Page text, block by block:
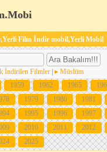
Film İndir mobil,Yerli Mobil
İndirilen Filmler
Müslüm
1959 1962 1965
1979 1980 1981
1995 1996 1997
2010 2011 2012
2025